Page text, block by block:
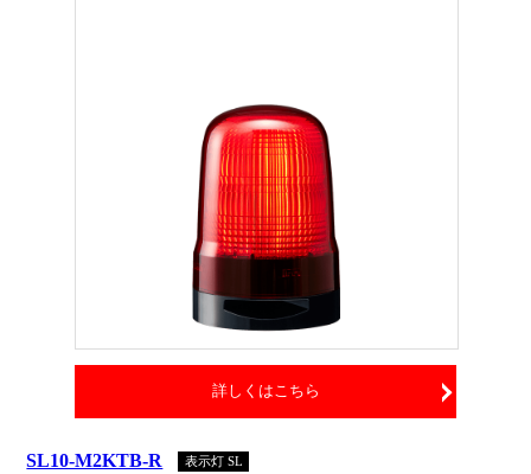
詳しくはこちら
SL10-M2KTB-R 表示灯 SL